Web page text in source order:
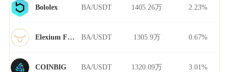
Bololex BA/USDT 1405.26万 2.23%
Elexium Finance BA/USDT 1305.9万 0.67%
COINBIG BA/USDT 1320.09万 3.01%